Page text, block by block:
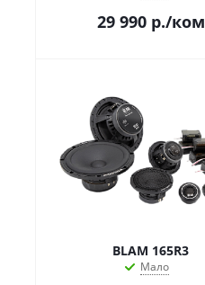
29 990р./ком
BLAM 165R3
Мало